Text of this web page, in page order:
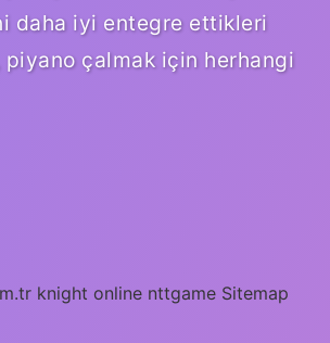
daha iyi entegre ettikleri
çalmak için herhangi
knight online nttgame Sitemap